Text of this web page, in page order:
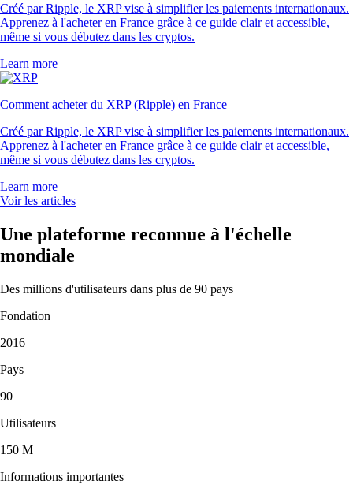
Créé par Ripple, le XRP vise à simplifier les paiements internationaux.
Apprenez à l'acheter en France grâce à ce guide clair et accessible,
même si vous débutez dans les cryptos.
Learn more
Comment acheter du XRP (Ripple) en France
Créé par Ripple, le XRP vise à simplifier les paiements internationaux.
Apprenez à l'acheter en France grâce à ce guide clair et accessible,
même si vous débutez dans les cryptos.
Learn more
Voir les articles
Une plateforme reconnue à l'échelle
mondiale
Des millions d'utilisateurs dans plus de 90 pays
Fondation
2016
Pays
90
Utilisateurs
150 M
Informations importantes